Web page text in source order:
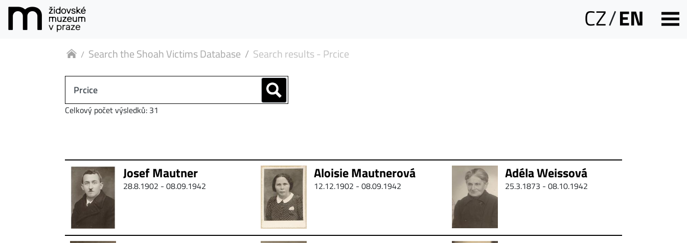
CZ/EN
Search the Shoah Victims Database Search results - Prcice
Celkový počet výsledků: 31
Josef Mautner
28.8.1902 - 08.09.1942
Aloisie Mautnerová
12.12.1902 - 08.09.1942
Adéla Weissová
25.3.1873 - 08.10.1942